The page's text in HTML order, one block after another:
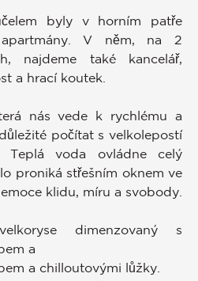
byly v horním patře
V něm, na 2
najdeme také kancelář,
a hrací koutek.
nás vede k rychlému a
počítat s velkolepostí
Teplá voda ovládne celý
proniká střešním oknem ve
klidu, míru a svobody.
dimenzovaný s
a
a chilloutovými lůžky.